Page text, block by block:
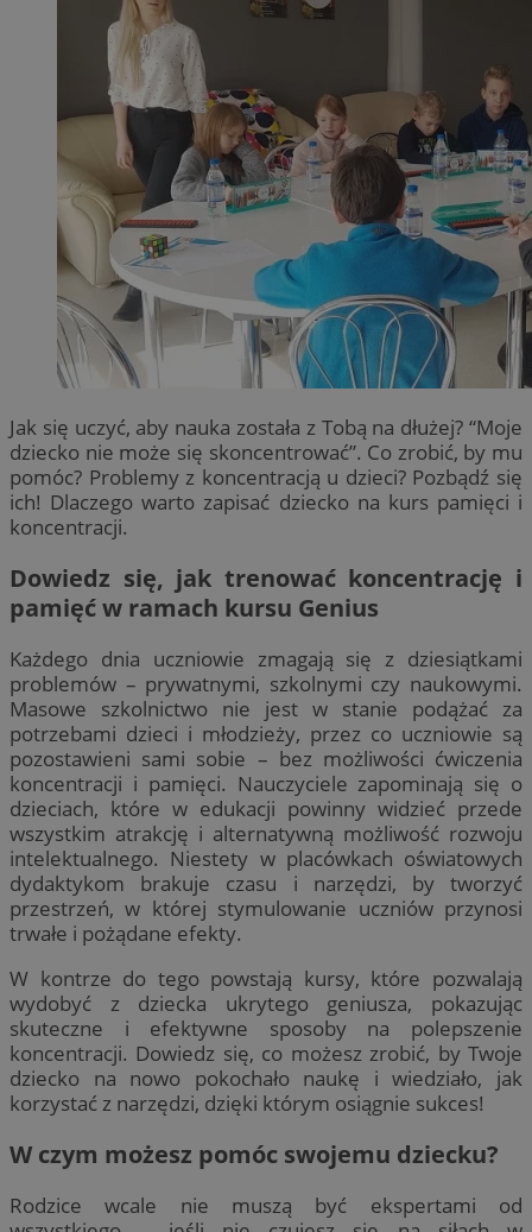
Jak się uczyć, aby nauka została z Tobą na dłużej? “Moje
dziecko nie może się skoncentrować”. Co zrobić, by mu
pomóc? Problemy z koncentracją u dzieci? Pozbądź się
ich! Dlaczego warto zapisać dziecko na kurs pamięci i
koncentracji.
Dowiedz się, jak trenować koncentrację i
pamięć w ramach kursu Genius
Każdego dnia uczniowie zmagają się z dziesiątkami
problemów – prywatnymi, szkolnymi czy naukowymi.
Masowe szkolnictwo nie jest w stanie podążać za
potrzebami dzieci i młodzieży, przez co uczniowie są
pozostawieni sami sobie – bez możliwości ćwiczenia
koncentracji i pamięci. Nauczyciele zapominają się o
dzieciach, które w edukacji powinny widzieć przede
wszystkim atrakcję i alternatywną możliwość rozwoju
intelektualnego. Niestety w placówkach oświatowych
dydaktykom brakuje czasu i narzędzi, by tworzyć
przestrzeń, w której stymulowanie uczniów przynosi
trwałe i pożądane efekty.
W kontrze do tego powstają kursy, które pozwalają
wydobyć z dziecka ukrytego geniusza, pokazując
skuteczne i efektywne sposoby na polepszenie
koncentracji. Dowiedz się, co możesz zrobić, by Twoje
dziecko na nowo pokochało naukę i wiedziało, jak
korzystać z narzędzi, dzięki którym osiągnie sukces!
W czym możesz pomóc swojemu dziecku?
Rodzice wcale nie muszą być ekspertami od